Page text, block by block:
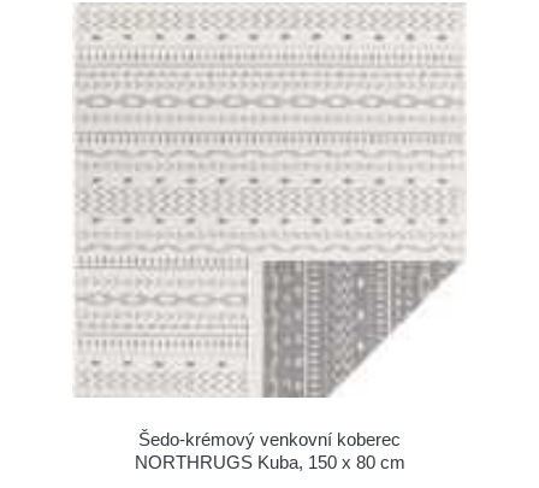
Šedo-krémový venkovní koberec
NORTHRUGS Kuba, 150 x 80 cm